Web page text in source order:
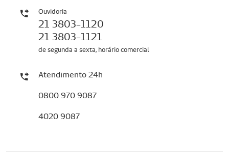
Ouvidoria
21 3803-1120
21 3803-1121
de segunda a sexta, horário comercial
Atendimento 24h
0800 970 9087
4020 9087